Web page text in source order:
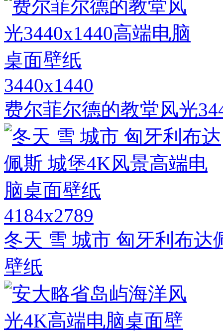
3440x1440
费尔菲尔德的教堂风光
4184x2789
冬天 雪 城市 匈牙利布达
壁纸